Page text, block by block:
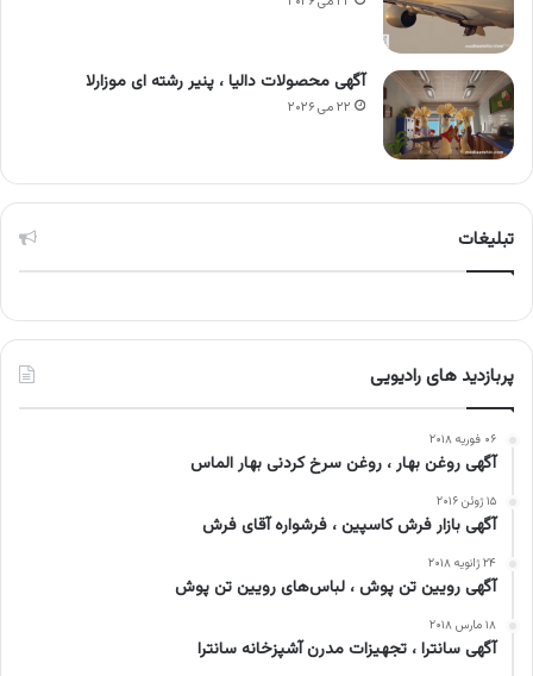
آگهی محصولات دالیا ، پنیر رشته ای موزارلا
۲۲ می ۲۰۲۶
تبلیغات
پربازدید های رادیویی
۰۶ فوریه ۲۰۱۸
آگهی روغن بهار ، روغن سرخ کردنی بهار الماس
۱۵ ژوئن ۲۰۱۶
آگهی بازار فرش کاسپین ، فرشواره آقای فرش
۲۴ ژانویه ۲۰۱۸
آگهی رویین تن پوش ، لباس‌های رویین تن پوش
۱۸ مارس ۲۰۱۸
آگهی سانترا ، تجهیزات مدرن آشپزخانه سانترا